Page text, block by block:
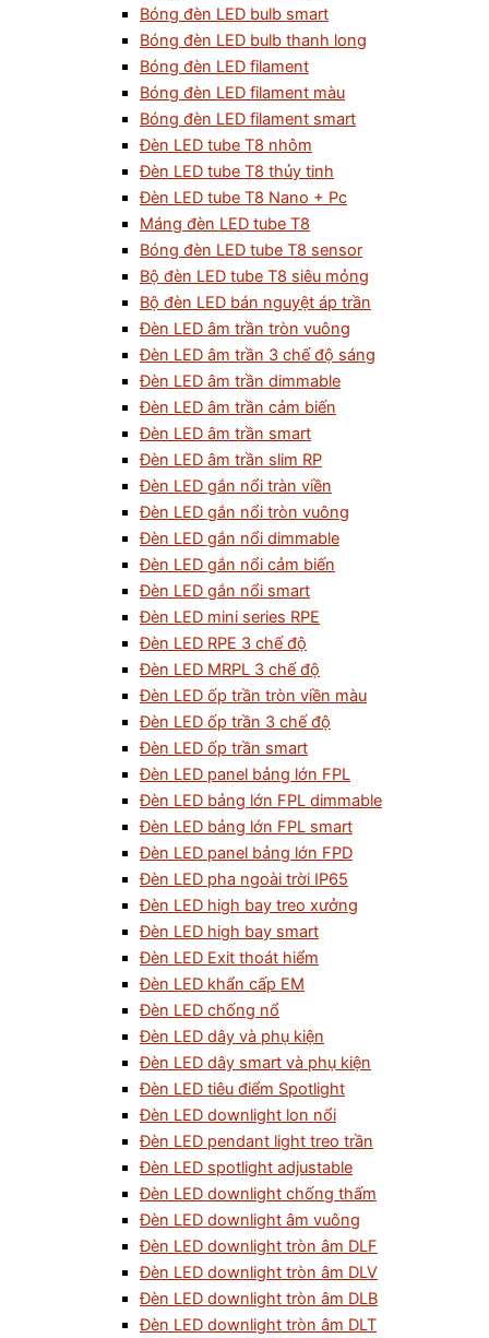
Bóng đèn LED bulb smart
Bóng đèn LED bulb thanh long
Bóng đèn LED filament
Bóng đèn LED filament màu
Bóng đèn LED filament smart
Đèn LED tube T8 nhôm
Đèn LED tube T8 thủy tinh
Đèn LED tube T8 Nano + Pc
Máng đèn LED tube T8
Bóng đèn LED tube T8 sensor
Bộ đèn LED tube T8 siêu mỏng
Bộ đèn LED bán nguyệt áp trần
Đèn LED âm trần tròn vuông
Đèn LED âm trần 3 chế độ sáng
Đèn LED âm trần dimmable
Đèn LED âm trần cảm biến
Đèn LED âm trần smart
Đèn LED âm trần slim RP
Đèn LED gắn nổi tràn viền
Đèn LED gắn nổi tròn vuông
Đèn LED gắn nổi dimmable
Đèn LED gắn nổi cảm biến
Đèn LED gắn nổi smart
Đèn LED mini series RPE
Đèn LED RPE 3 chế độ
Đèn LED MRPL 3 chế độ
Đèn LED ốp trần tròn viền màu
Đèn LED ốp trần 3 chế độ
Đèn LED ốp trần smart
Đèn LED panel bảng lớn FPL
Đèn LED bảng lớn FPL dimmable
Đèn LED bảng lớn FPL smart
Đèn LED panel bảng lớn FPD
Đèn LED pha ngoài trời IP65
Đèn LED high bay treo xưởng
Đèn LED high bay smart
Đèn LED Exit thoát hiểm
Đèn LED khẩn cấp EM
Đèn LED chống nổ
Đèn LED dây và phụ kiện
Đèn LED dây smart và phụ kiện
Đèn LED tiêu điểm Spotlight
Đèn LED downlight lon nổi
Đèn LED pendant light treo trần
Đèn LED spotlight adjustable
Đèn LED downlight chống thấm
Đèn LED downlight âm vuông
Đèn LED downlight tròn âm DLF
Đèn LED downlight tròn âm DLV
Đèn LED downlight tròn âm DLB
Đèn LED downlight tròn âm DLT